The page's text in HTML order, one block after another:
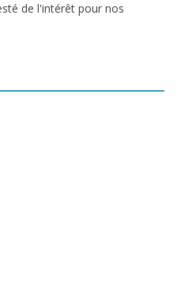
de l'intérêt pour nos